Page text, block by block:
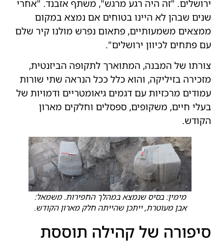
ירושלים. "זה היה רגע מרגש", משתף אזבנד. "אחרי
שנים שבהן לא היינו בטוחים אם נמצא במקום
ממצאים משמעותיים, פתאום נפרש מולנו קיר שלם
עם פתחים לכיוון ירושלים".
צורתו של המבנה, המתוארך לתקופה הביזנטית,
מזכירה בזיליקה, והוא כלל ככל הנראה שתי שורות
עמודים מרכזיות עם דגמים גיאומטריים ודמויות של
בעלי חיים, משקופים, ספסלים וחלקים מארון
הקודש.
מימין: בסיס שנמצא במהלך החפירות. משמאל:
אבן מעוטרת, ייתכן שהייתה חלק מארון הקודש.
סיפורה של קהילה תוססת